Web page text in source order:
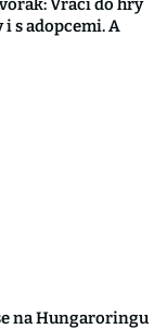
Vrací do hry
s adopcemi. A
na Hungaroringu